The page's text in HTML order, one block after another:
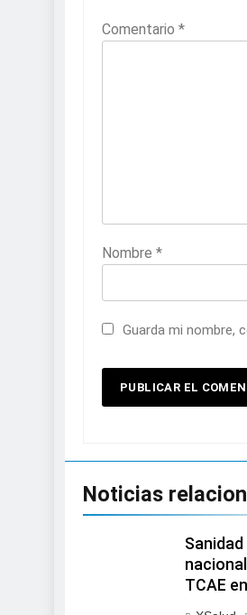
Comentario *
Nombre *
Guarda mi nombre,
Noticias
TCAE